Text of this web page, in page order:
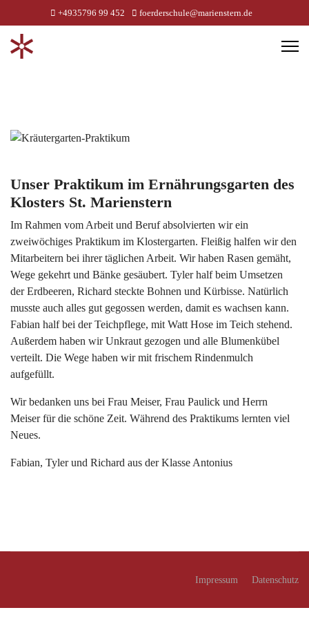
+4935796 99 452 foerderschule@marienstern.de
Unser Praktikum im Ernährungsgarten des
Klosters St. Marienstern
Im Rahmen vom Arbeit und Beruf absolvierten wir ein
zweiwöchiges Praktikum im Klostergarten. Fleißig halfen wir den
Mitarbeitern bei ihrer täglichen Arbeit. Wir haben Rasen gemäht,
Wege gekehrt und Bänke gesäubert. Tyler half beim Umsetzen
der Erdbeeren, Richard steckte Bohnen und Kürbisse. Natürlich
musste auch alles gut gegossen werden, damit es wachsen kann.
Fabian half bei der Teichpflege, mit Watt Hose im Teich stehend.
Außerdem haben wir Unkraut gezogen und alle Blumenkübel
verteilt. Die Wege haben wir mit frischem Rindenmulch
aufgefüllt.
Wir bedanken uns bei Frau Meiser, Frau Paulick und Herrn
Meiser für die schöne Zeit. Während des Praktikums lernten viel
Neues.
Fabian, Tyler und Richard aus der Klasse Antonius
Impressum Datenschutz